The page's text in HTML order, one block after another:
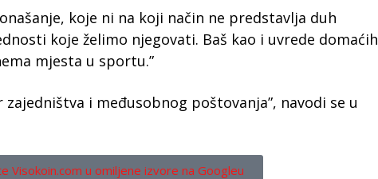
koje ni na koji način ne predstavlja duh
koje želimo njegovati. Baš kao i uvrede domaćih
mjesta u sportu.”
i međusobnog poštovanja”, navodi se u
Visokoin.com u omiljene izvore na Googleu